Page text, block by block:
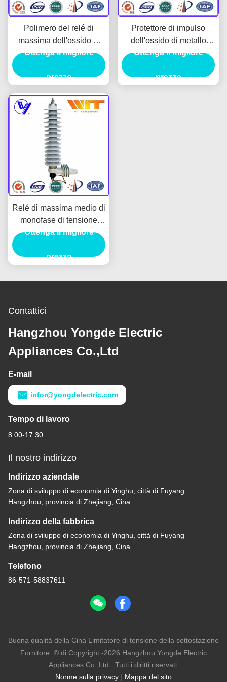
Polimero del relé di
massima dell'ossido di
metallo di 9KV Gapless
certificato
Ottenga il migliore
prezzo
Protettore di impulso
dell'ossido di metallo
ISO9001 con l'alloggio
dell'elettrodotto
Ottenga il migliore
prezzo
Relé di massima medio di
monofase di tensione
36KV per il trasformatore
Ottenga il migliore
prezzo
Contattici
Hangzhou Yongde Electric
Appliances Co.,Ltd
E-mail
infor@yongdelectric.com
Tempo di lavoro
8:00-17:30
Il nostro indirizzo
Indirizzo aziendale
Zona di sviluppo di economia di Yinghu, città di Fuyang
Hangzhou, provincia di Zhejiang, Cina
Indirizzo della fabbrica
Zona di sviluppo di economia di Yinghu, città di Fuyang
Hangzhou, provincia di Zhejiang, Cina
Telefono
86-571-58837611
Norme sulla privacy | Mappa del sito
Buona qualità della Cina Limitatore di tensione della sottostazione
Fornitore. © di Copyright -2026 Hangzhou Yongde Electric
Appliances Co.,Ltd . Tutti i diritti riservati.